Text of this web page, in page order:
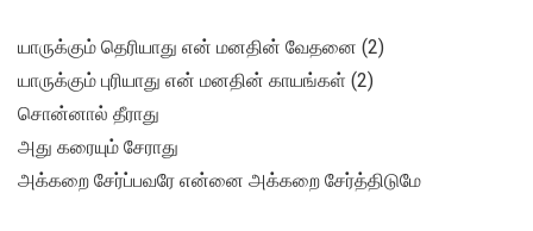
யாருக்கும் தெரியாது என் மனதின் வேதனை (2)
யாருக்கும் புரியாது என் மனதின் காயங்கள் (2)
சொன்னால் தீராது
அது கரையும் சேராது
அக்கறை சேர்ப்பவரே என்னை அக்கறை சேர்த்திடுமே